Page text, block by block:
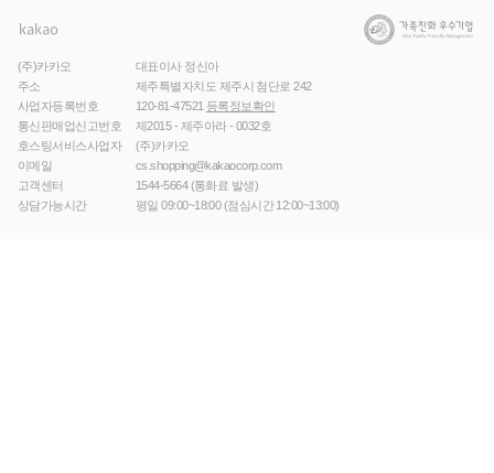
(주)카카오
대표이사 정신아
주소
제주특별자치도 제주시 첨단로 242
사업자등록번호
120-81-47521 등록정보확인
통신판매업신고번호
제2015 - 제주아라 - 0032호
호스팅서비스사업자
(주)카카오
이메일
cs.shopping@kakaocorp.com
고객센터
1544-5664(통화료 발생)
상담가능시간
평일 09:00~18:00 (점심시간 12:00~13:00)